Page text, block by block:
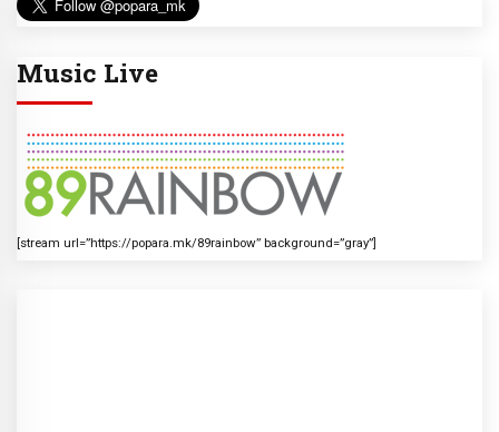
Music Live
[stream url=”https://popara.mk/89rainbow” background=”gray”]